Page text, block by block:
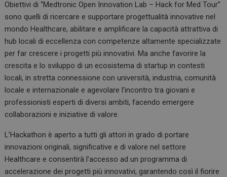
Obiettivi di “Medtronic Open Innovation Lab – Hack for Med Tour”
sono quelli di ricercare e supportare progettualità innovative nel
mondo Healthcare, abilitare e amplificare la capacità attrattiva di
hub locali di eccellenza con competenze altamente specializzate
per far crescere i progetti più innovativi. Ma anche favorire la
crescita e lo sviluppo di un ecosistema di startup in contesti
locali, in stretta connessione con università, industria, comunità
locale e internazionale e agevolare l’incontro tra giovani e
professionisti esperti di diversi ambiti, facendo emergere
collaborazioni e iniziative di valore.
L’Hackathon è aperto a tutti gli attori in grado di portare
innovazioni originali, significative e di valore nel settore
Healthcare e consentirà l’accesso ad un programma di
accelerazione dei progetti più innovativi, garantendo così il fiorire